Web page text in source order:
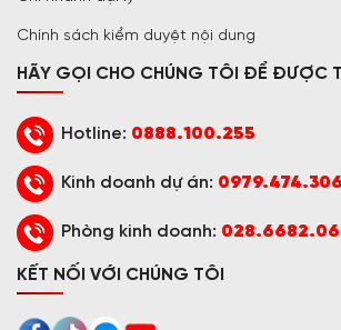
Chính sách kiểm duyệt nội dung
HÃY GỌI CHO CHÚNG TÔI ĐỂ ĐƯỢC
Hotline: 0888.100.255
Kinh doanh dự án: 0979.474.306
Phòng kinh doanh:
KẾT NỐI VỚI CHÚNG TÔI